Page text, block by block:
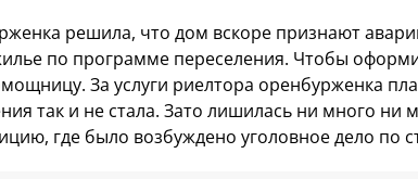
решила, что дом вскоре признают
по программе переселения. Чтобы
За услуги риелтора оренбурженка
так и не стала. Зато лишилась ни много ни
где было возбуждено уголовное дело по